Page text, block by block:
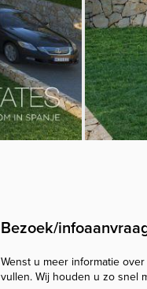
Bezoek/
Wenst u meer informatie
vullen. Wij houden u zo snel